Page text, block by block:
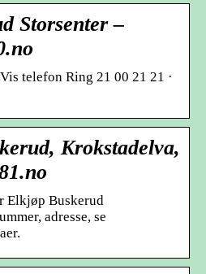
Storsenter –
telefon Ring 21 00 21 21 ·
Krokstadelva,
Elkjøp Buskerud
adresse, se